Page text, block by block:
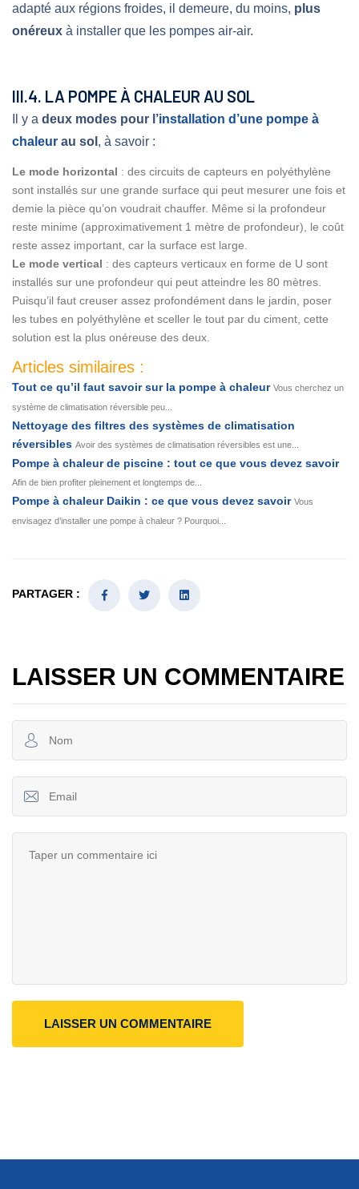
adapté aux régions froides, il demeure, du moins, plus
onéreux à installer que les pompes air-air.
III.4. LA POMPE À CHALEUR AU SOL
Il y a deux modes pour l’installation d’une pompe à
chaleur au sol , à savoir :
Le mode horizontal : des circuits de capteurs en polyéthylène
sont installés sur une grande surface qui peut mesurer une fois et
demie la pièce qu’on voudrait chauffer. Même si la profondeur
reste minime (approximativement 1 mètre de profondeur), le coût
reste assez important, car la surface est large.
Le mode vertical : des capteurs verticaux en forme de U sont
installés sur une profondeur qui peut atteindre les 80 mètres.
Puisqu’il faut creuser assez profondément dans le jardin, poser
les tubes en polyéthylène et sceller le tout par du ciment, cette
solution est la plus onéreuse des deux.
Articles similaires :
Tout ce qu’il faut savoir sur la pompe à chaleur Vous cherchez un
système de climatisation réversible peu...
Nettoyage des filtres des systèmes de climatisation
réversibles Avoir des systèmes de climatisation réversibles est une...
Pompe à chaleur de piscine : tout ce que vous devez savoir
Afin de bien profiter pleinement et longtemps de...
Pompe à chaleur Daikin : ce que vous devez savoir Vous
envisagez d’installer une pompe à chaleur ? Pourquoi...
PARTAGER :
LAISSER UN COMMENTAIRE
LAISSER UN COMMENTAIRE